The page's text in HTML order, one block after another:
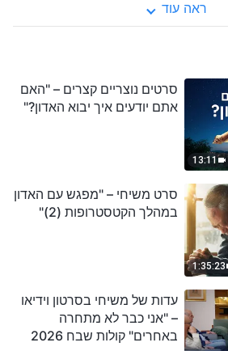
ראה עוד
13:11
סרטים נוצריים קצרים – "האם
אתם יודעים איך יבוא האדון?"
1:35:23
סרט משיחי – "מפגש עם האדון
במהלך הקטסטרופות (2)"
עדות של משיחי בסרטון וידיאו
– "אני כבר לא מתחרה
באחרים" קולות שבח 2026